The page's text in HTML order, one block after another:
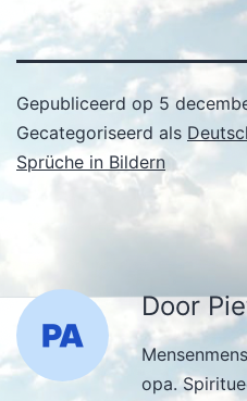
Gepubliceerd op 5
Gecategoriseerd als
Sprüche in Bildern
Door
opa.